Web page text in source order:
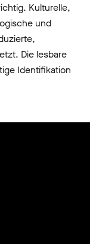
Kulturelle,
und
Die lesbare
Identifikation